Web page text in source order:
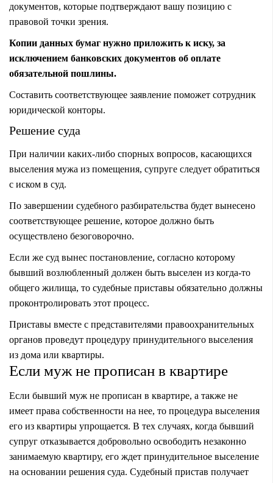
документов, которые подтверждают вашу позицию с
правовой точки зрения.
Копии данных бумаг нужно приложить к иску, за
исключением банковских документов об оплате
обязательной пошлины.
Составить соответствующее заявление поможет сотрудник
юридической конторы.
Решение суда
При наличии каких-либо спорных вопросов, касающихся
выселения мужа из помещения, супруге следует обратиться
с иском в суд.
По завершении судебного разбирательства будет вынесено
соответствующее решение, которое должно быть
осуществлено безоговорочно.
Если же суд вынес постановление, согласно которому
бывший возлюбленный должен быть выселен из когда-то
общего жилища, то судебные приставы обязательно должны
проконтролировать этот процесс.
Приставы вместе с представителями правоохранительных
органов проведут процедуру принудительного выселения
из дома или квартиры.
Если муж не прописан в квартире
Если бывший муж не прописан в квартире, а также не
имеет права собственности на нее, то процедура выселения
его из квартиры упрощается. В тех случаях, когда бывший
супруг отказывается добровольно освободить незаконно
занимаемую квартиру, его ждет принудительное выселение
на основании решения суда. Судебный пристав получает